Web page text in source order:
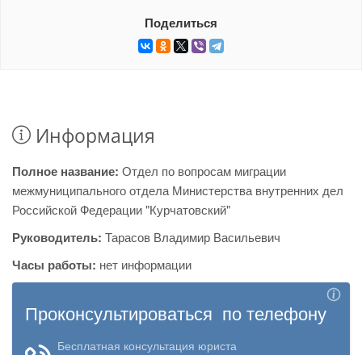
Поделиться
Информация
Полное название: Отдел по вопросам миграции
межмуниципального отдела Министерства внутренних дел
Российской Федерации "Курчатовский"
Руководитель: Тарасов Владимир Васильевич
Часы работы: нет информации